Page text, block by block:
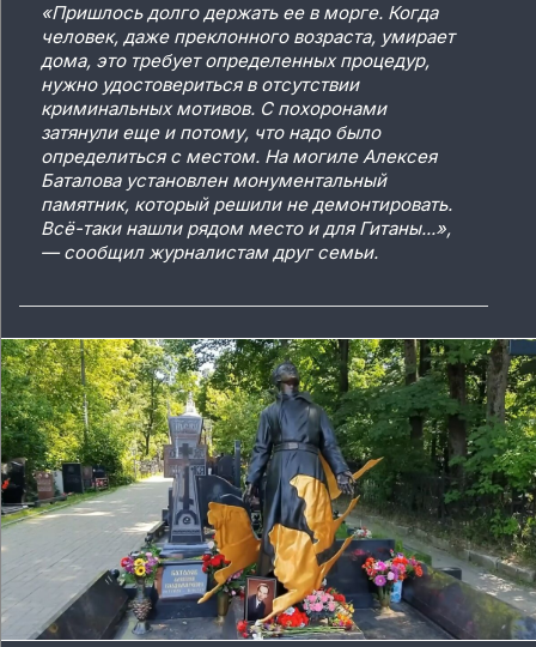
«Пришлось долго держать ее в морге. Когда
человек, даже преклонного возраста, умирает
дома, это требует определенных процедур,
нужно удостовериться в отсутствии
криминальных мотивов. С похоронами
затянули еще и потому, что надо было
определиться с местом. На могиле Алексея
Баталова установлен монументальный
памятник, который решили не демонтировать.
Всё-таки нашли рядом место и для Гитаны...»,
— сообщил журналистам друг семьи.